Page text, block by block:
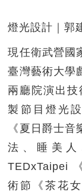
燈光設計｜郭
現任衛武營國
臺灣藝術大學
兩廳院演出
製節目燈光
《夏日爵士
法、睡美
TEDxTaipei
術節《茶花